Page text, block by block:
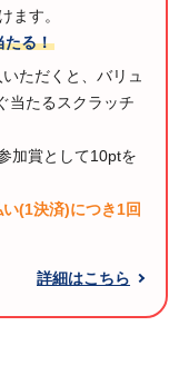
ます。
たる！
ただくと、バリュ
当たるスクラッチ
加賞として10ptを
(1決済)につき1回
詳細はこちら